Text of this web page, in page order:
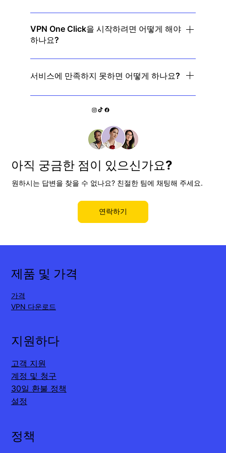
네, VPN은 대부분 국가에서 합법입니다. 그러나 사용
하기 전에 현지 규정을 확인하는 것이 좋습니다.
VPN One Click을 시작하려면 어떻게 해야
하나요?
앱을 다운로드하고 '연결' 버튼을 클릭하면 즉시 보호
됩니다. 복잡한 설정이 필요 없습니다!
서비스에 만족하지 못하면 어떻게 하나요?
저희는 30일간의 환불 보장을 제공하므로, 위험 부담
없이 사용해 보세요!
아직 궁금한 점이 있으신가요?
원하시는 답변을 찾을 수 없나요? 친절한 팀에 채팅해 주세요.
연락하기
제품 및 가격
가격
VPN 다운로드
지원하다
고객 지원
계정 및 청구
30일 환불 정책
설정
정책